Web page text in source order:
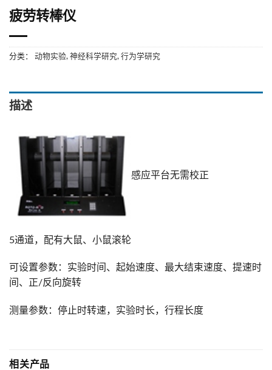
疲劳转棒仪
分类： 动物实验, 神经科学研究, 行为学研究
描述
感应平台无需校正
5通道，配有大鼠、小鼠滚轮
可设置参数：实验时间、起始速度、最大结束速度、提速时
间、正/反向旋转
测量参数：停止时转速，实验时长，行程长度
相关产品